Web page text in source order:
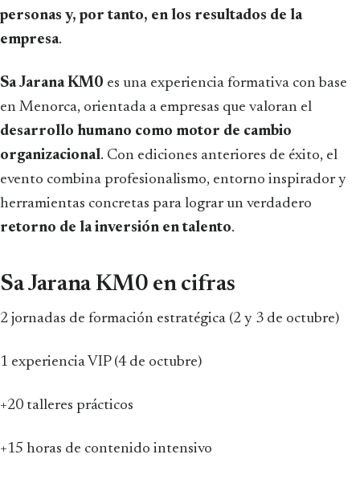
personas y, por tanto, en los resultados de la
empresa.
Sa Jarana KM0 es una experiencia formativa con base
en Menorca, orientada a empresas que valoran el
desarrollo humano como motor de cambio
organizacional. Con ediciones anteriores de éxito, el
evento combina profesionalismo, entorno inspirador y
herramientas concretas para lograr un verdadero
retorno de la inversión en talento.
Sa Jarana KM0 en cifras
2 jornadas de formación estratégica (2 y 3 de octubre)
1 experiencia VIP (4 de octubre)
+20 talleres prácticos
+15 horas de contenido intensivo